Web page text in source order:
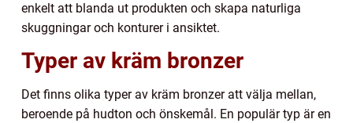
enkelt att blanda ut produkten och skapa naturliga
skuggningar och konturer i ansiktet.
Typer av kräm bronzer
Det finns olika typer av kräm bronzer att välja mellan,
beroende på hudton och önskemål. En populär typ är en